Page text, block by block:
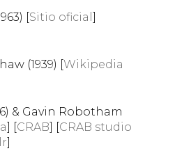
[Sitio oficial]
(1939) [Wikipedia
& Gavin Robotham
] [CRAB] [CRAB studio
]